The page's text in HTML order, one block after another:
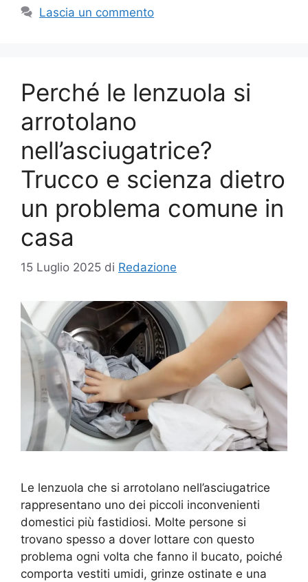
Lascia un commento
Perché le lenzuola si
arrotolano
nell’asciugatrice?
Trucco e scienza dietro
un problema comune in
casa
15 Luglio 2025 di Redazione
Le lenzuola che si arrotolano nell’asciugatrice
rappresentano uno dei piccoli inconvenienti
domestici più fastidiosi. Molte persone si
trovano spesso a dover lottare con questo
problema ogni volta che fanno il bucato, poiché
comporta vestiti umidi, grinze ostinate e una